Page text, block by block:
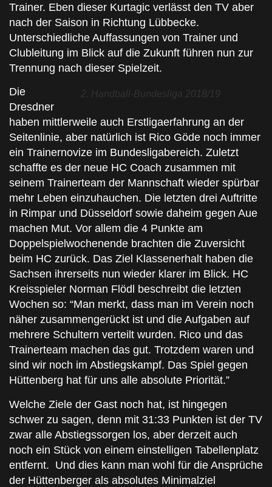
Trainer. Eben dieser Kurtagic verlässt den TV aber
nach der Saison in Richtung Lübbecke.
Unterschiedliche Auffassungen von Trainer und
Clubleitung im Blick auf die Zukunft führen nun zur
Trennung nach dieser Spielzeit.
2. Handball-Bundesliga 2018/19
Die
Dresdner
haben mittlerweile auch Erstligaerfahrung an der
Seitenlinie, aber natürlich ist Rico Göde noch immer
ein Trainernovize im Bundesligabereich. Zuletzt
schaffte es der neue HC Coach zusammen mit
seinem Trainerteam der Mannschaft wieder spürbar
mehr Leben einzuhauchen. Die letzten drei Auftritte
in Rimpar und Düsseldorf sowie daheim gegen Aue
machen Mut. Vor allem die 4 Punkte am
Doppelspielwochenende brachten die Zuversicht
beim HC zurück. Das Ziel Klassenerhalt haben die
Sachsen ihrerseits nun wieder klarer im Blick. HC
Kreisspieler Norman Flödl beschreibt die letzten
Wochen so: “Man merkt, dass man im Verein noch
näher zusammengerückt ist und die Aufgaben auf
mehrere Schultern verteilt wurden. Rico und das
Trainerteam machen das gut. Trotzdem waren und
sind wir noch im Abstiegskampf. Das Spiel gegen
Hüttenberg hat für uns alle absolute Priorität.”
Welche Ziele der Gast noch hat, ist hingegen
schwer zu sagen, denn mit 31:33 Punkten ist der TV
zwar alle Abstiegssorgen los, aber derzeit auch
noch ein Stück von einem einstelligen Tabellenplatz
entfernt. Und dies kann man wohl für die Ansprüche
der Hüttenberger als absolutes Minimalziel